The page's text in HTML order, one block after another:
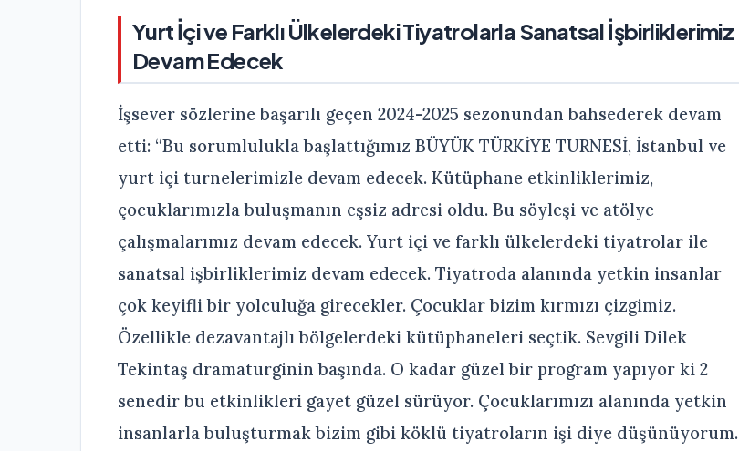
Yurt İçi ve Farklı Ülkelerdeki Tiyatrolarla Sanatsal İşbirliklerimiz
Devam Edecek
İşsever sözlerine başarılı geçen 2024-2025 sezonundan bahsederek devam
etti: “Bu sorumlulukla başlattığımız BÜYÜK TÜRKİYE TURNESİ, İstanbul ve
yurt içi turnelerimizle devam edecek. Kütüphane etkinliklerimiz,
çocuklarımızla buluşmanın eşsiz adresi oldu. Bu söyleşi ve atölye
çalışmalarımız devam edecek. Yurt içi ve farklı ülkelerdeki tiyatrolar ile
sanatsal işbirliklerimiz devam edecek. Tiyatroda alanında yetkin insanlar
çok keyifli bir yolculuğa girecekler. Çocuklar bizim kırmızı çizgimiz.
Özellikle dezavantajlı bölgelerdeki kütüphaneleri seçtik. Sevgili Dilek
Tekintaş dramaturginin başında. O kadar güzel bir program yapıyor ki 2
senedir bu etkinlikleri gayet güzel sürüyor. Çocuklarımızı alanında yetkin
insanlarla buluşturmak bizim gibi köklü tiyatroların işi diye düşünüyorum.